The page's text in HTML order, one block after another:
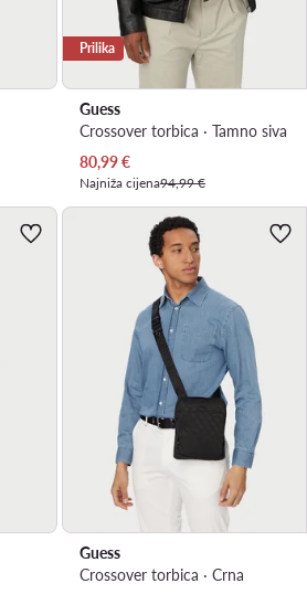
Prilika
Guess
Crossover torbica · Tamno siva
Trenutna cijena
80,99€
Najniža cijena94,99 €
Guess
Crossover torbica · Crna